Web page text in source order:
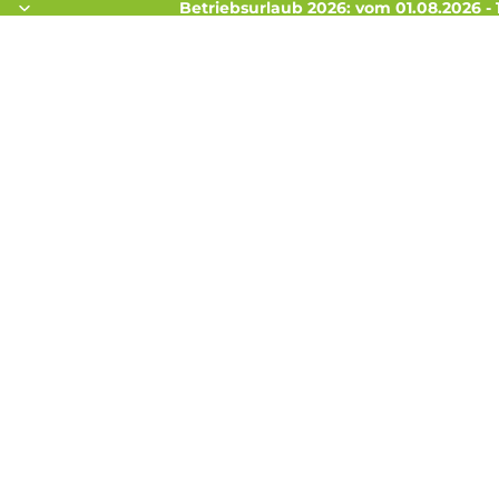
Betriebsurlaub 2026: vom 01.08.2026 -